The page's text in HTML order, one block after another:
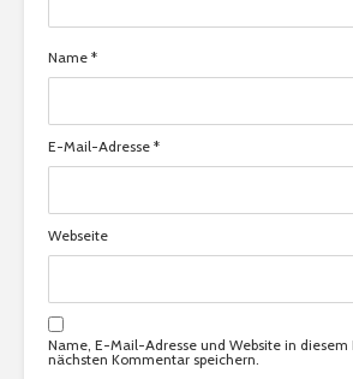
Name *
E-Mail-Adresse *
Webseite
Name, E-Mail-Adresse und Website in diesem
nächsten Kommentar speichern.